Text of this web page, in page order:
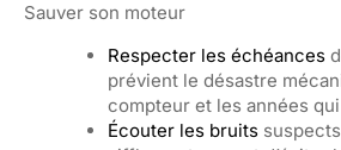
Sauver son moteur
Respecter les échéances
prévient le désastre
compteur et les années
Écouter les bruits